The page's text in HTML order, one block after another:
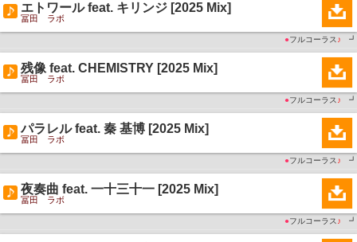
エトワール feat. キリンジ [2025 Mix]
冨田 ラボ
●フルコーラス ♪ ┛
残像 feat. CHEMISTRY [2025 Mix]
冨田 ラボ
●フルコーラス ♪ ┛
パラレル feat. 秦 基博 [2025 Mix]
冨田 ラボ
●フルコーラス ♪ ┛
夜奏曲 feat. 一十三十一 [2025 Mix]
冨田 ラボ
●フルコーラス ♪ ┛